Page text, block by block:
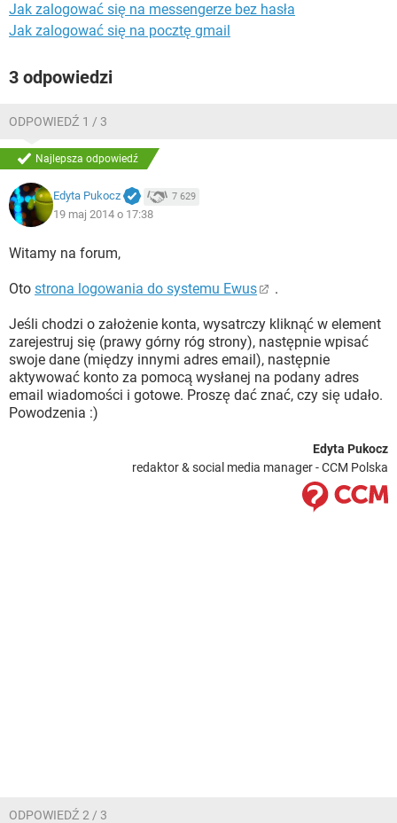
Jak zalogować się na messengerze bez hasła
Jak zalogować się na pocztę gmail
3 odpowiedzi
ODPOWIEDŹ 1 / 3
Najlepsza odpowiedź
Edyta Pukocz 7 629
19 maj 2014 o 17:38
Witamy na forum,
Oto strona logowania do systemu Ewus .
Jeśli chodzi o założenie konta, wysatrczy kliknąć w element
zarejestruj się (prawy górny róg strony), następnie wpisać
swoje dane (między innymi adres email), następnie
aktywować konto za pomocą wysłanej na podany adres
email wiadomości i gotowe. Proszę dać znać, czy się udało.
Powodzenia :)
Edyta Pukocz
redaktor & social media manager - CCM Polska
ODPOWIEDŹ 2 / 3